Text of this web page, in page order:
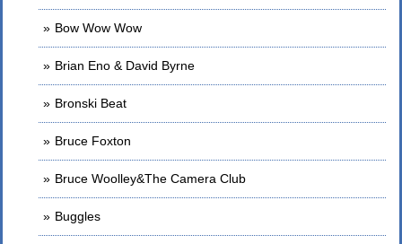
Bow Wow Wow
Brian Eno & David Byrne
Bronski Beat
Bruce Foxton
Bruce Woolley&The Camera Club
Buggles